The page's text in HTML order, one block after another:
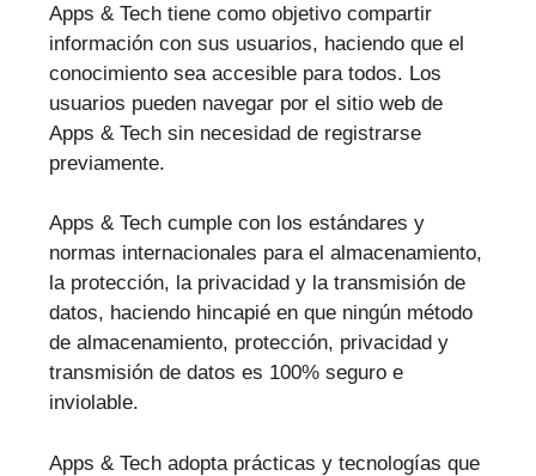
Apps & Tech tiene como objetivo compartir
información con sus usuarios, haciendo que el
conocimiento sea accesible para todos. Los
usuarios pueden navegar por el sitio web de
Apps & Tech sin necesidad de registrarse
previamente.
Apps & Tech cumple con los estándares y
normas internacionales para el almacenamiento,
la protección, la privacidad y la transmisión de
datos, haciendo hincapié en que ningún método
de almacenamiento, protección, privacidad y
transmisión de datos es 100% seguro e
inviolable.
Apps & Tech adopta prácticas y tecnologías que